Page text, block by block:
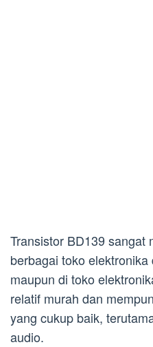
Transistor BD139 sangat
berbagai toko
maupun di toko
relatif murah dan
yang cukup baik,
audio.